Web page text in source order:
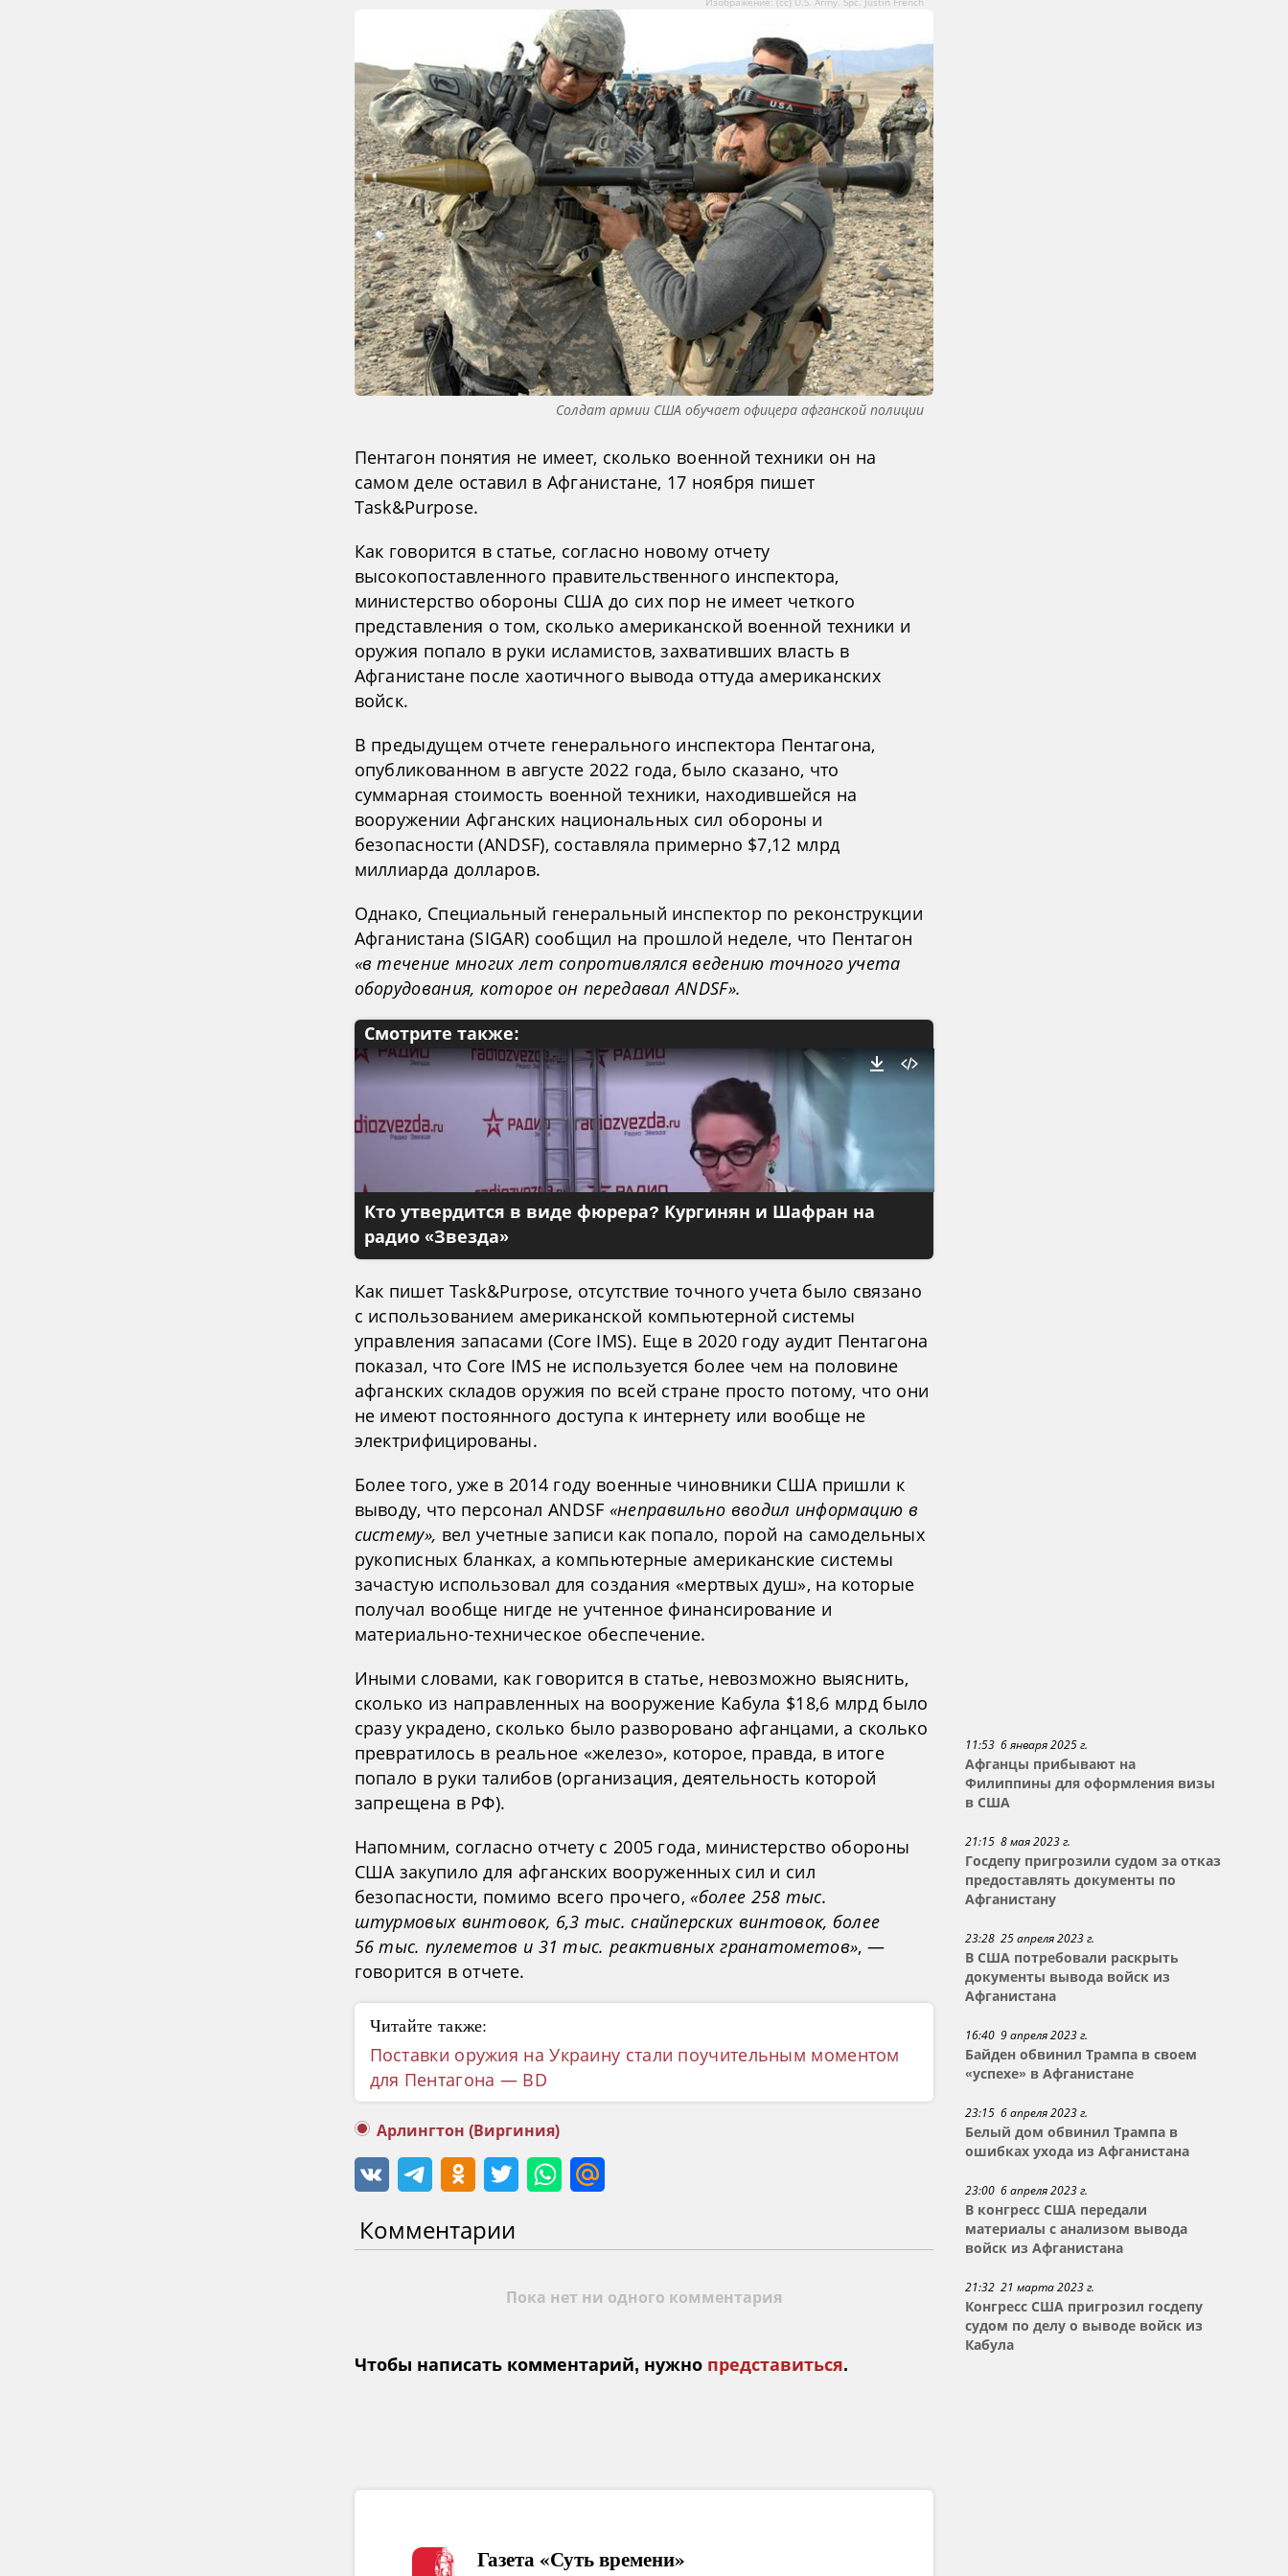
Солдат армии США обучает офицера афганской полиции
Пентагон понятия не имеет, сколько военной техники он на
самом деле оставил в Афганистане, 17 ноября пишет
Task&Purpose.
Как говорится в статье, согласно новому отчету
высокопоставленного правительственного инспектора,
министерство обороны США до сих пор не имеет четкого
представления о том, сколько американской военной техники и
оружия попало в руки исламистов, захвативших власть в
Афганистане после хаотичного вывода оттуда американских
войск.
В предыдущем отчете генерального инспектора Пентагона,
опубликованном в августе 2022 года, было сказано, что
суммарная стоимость военной техники, находившейся на
вооружении Афганских национальных сил обороны и
безопасности (ANDSF), составляла примерно $7,12 млрд
миллиарда долларов.
Однако, Специальный генеральный инспектор по реконструкции
Афганистана (SIGAR) сообщил на прошлой неделе, что Пентагон
«в течение многих лет сопротивлялся ведению точного учета
оборудования, которое он передавал ANDSF».
Смотрите также:
Кто утвердится в виде фюрера? Кургинян и Шафран на
радио «Звезда»
Как пишет Task&Purpose, отсутствие точного учета было связано
с использованием американской компьютерной системы
управления запасами (Core IMS). Еще в 2020 году аудит Пентагона
показал, что Core IMS не используется более чем на половине
афганских складов оружия по всей стране просто потому, что они
не имеют постоянного доступа к интернету или вообще не
электрифицированы.
Более того, уже в 2014 году военные чиновники США пришли к
выводу, что персонал ANDSF «неправильно вводил информацию в
систему», вел учетные записи как попало, порой на самодельных
рукописных бланках, а компьютерные американские системы
зачастую использовал для создания «мертвых душ», на которые
получал вообще нигде не учтенное финансирование и
материально-техническое обеспечение.
Иными словами, как говорится в статье, невозможно выяснить,
сколько из направленных на вооружение Кабула $18,6 млрд было
сразу украдено, сколько было разворовано афганцами, а сколько
превратилось в реальное «железо», которое, правда, в итоге
попало в руки талибов (организация, деятельность которой
запрещена в РФ).
Напомним, согласно отчету с 2005 года, министерство обороны
США закупило для афганских вооруженных сил и сил
безопасности, помимо всего прочего,«более 258 тыс.
штурмовых винтовок, 6,3 тыс. снайперских винтовок, более
56 тыс. пулеметов и 31 тыс. реактивных гранатометов», —
говорится в отчете.
Читайте также:
Поставки оружия на Украину стали поучительным моментом
для Пентагона — BD
Арлингтон (Виргиния)
Комментарии
Пока нет ни одного комментария
Чтобы написать комментарий, нужно представиться.
11:53 6 января 2025 г.
Афганцы прибывают на
Филиппины для оформления визы
в США
21:15 8 мая 2023 г.
Госдепу пригрозили судом за отказ
предоставлять документы по
Афганистану
23:28 25 апреля 2023 г.
В США потребовали раскрыть
документы вывода войск из
Афганистана
16:40 9 апреля 2023 г.
Байден обвинил Трампа в своем
«успехе» в Афганистане
23:15 6 апреля 2023 г.
Белый дом обвинил Трампа в
ошибках ухода из Афганистана
23:00 6 апреля 2023 г.
В конгресс США передали
материалы с анализом вывода
войск из Афганистана
21:32 21 марта 2023 г.
Конгресс США пригрозил госдепу
судом по делу о выводе войск из
Кабула
Газета «Суть времени»